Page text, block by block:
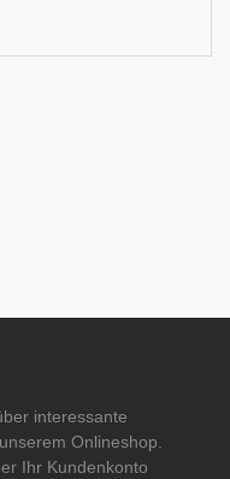
interessante
Onlineshop.
Ihr Kundenkonto